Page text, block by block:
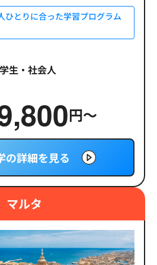
ひとりに合った学習プログラム
生・社会人
円〜
の詳細を見る
マルタ